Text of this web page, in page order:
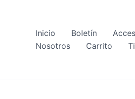
Inicio Boletín
Nosotros
Carrito